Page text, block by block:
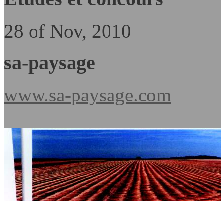
28 of Nov, 2010
sa-paysage
www.sa-paysage.com